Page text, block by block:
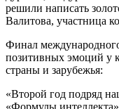
решили написать
Валитова, участница
Финал
позитивных эмоций у
страны и зарубежья:
«Второй год подряд
«Формулы